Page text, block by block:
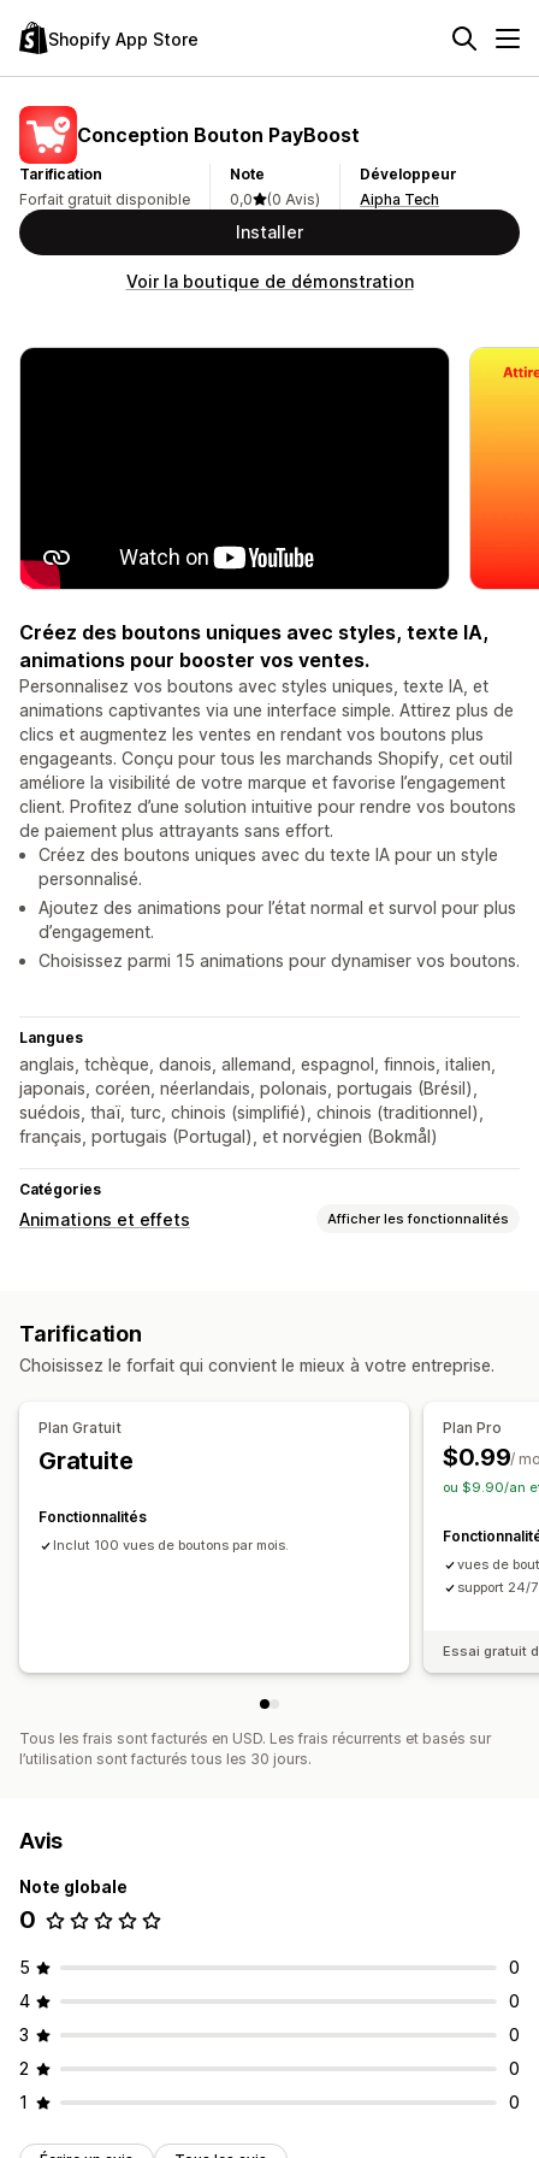
Shopify App Store
Conception Bouton PayBoost
Tarification
Forfait gratuit disponible
Note
0,0
(0 Avis)
Développeur
Aipha Tech
Installer
Voir la boutique de démonstration
Créez des boutons uniques avec styles, texte IA,
animations pour booster vos ventes.
Personnalisez vos boutons avec styles uniques, texte IA, et
animations captivantes via une interface simple. Attirez plus de
clics et augmentez les ventes en rendant vos boutons plus
engageants. Conçu pour tous les marchands Shopify, cet outil
améliore la visibilité de votre marque et favorise l’engagement
client. Profitez d’une solution intuitive pour rendre vos boutons
de paiement plus attrayants sans effort.
Créez des boutons uniques avec du texte IA pour un style
personnalisé.
Ajoutez des animations pour l’état normal et survol pour plus
d’engagement.
Choisissez parmi 15 animations pour dynamiser vos boutons.
Langues
anglais, tchèque, danois, allemand, espagnol, finnois, italien,
japonais, coréen, néerlandais, polonais, portugais (Brésil),
suédois, thaï, turc, chinois (simplifié), chinois (traditionnel),
français, portugais (Portugal), et norvégien (Bokmål)
Catégories
Animations et effets Afficher les fonctionnalités
Animations interactives
Tarification
Choisissez le forfait qui convient le mieux à votre entreprise.
Plan Gratuit
Gratuite
Fonctionnalités
Inclut 100 vues de boutons par mois.
Plan Pro
$0.99/
ou $9.90/an
vues de
support 24/7
Essai gratuit
Tous les frais sont facturés en USD. Les frais récurrents et basés sur
l’utilisation sont facturés tous les 30 jours.
Avis
Note globale
0
5
0
4
0
3
0
2
0
1
0